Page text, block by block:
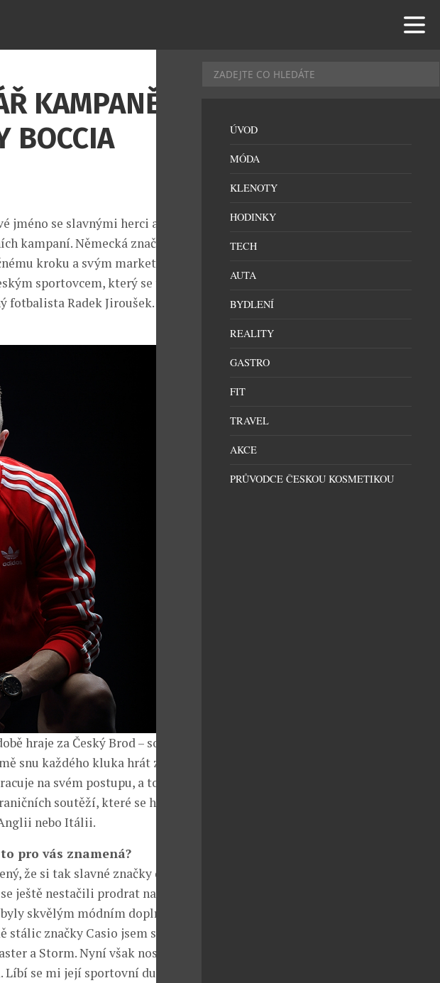
KAMPANĚ
BOCCIA
jméno se slavnými herci a
kampaní. Německá značka
kroku a svým marketingem
sportovcem, který se tak
fotbalista Radek Jiroušek.
hraje za Český Brod – soutěž
snu každého kluka hrát za
na svém postupu, a to
soutěží, které se hrají na
nebo Itálii.
pro vás znamená?
že si tak slavné značky dokáží
ještě nestačili prodrat na vrchol.
skvělým módním doplňkem.
značky Casio jsem si prošel
a Storm. Nyní však nosím
se mi její sportovní duch,
ÚVOD
MÓDA
KLENOTY
HODINKY
TECH
AUTA
BYDLENÍ
REALITY
GASTRO
FIT
TRAVEL
AKCE
PRŮVODCE ČESKOU KOSMETIKOU